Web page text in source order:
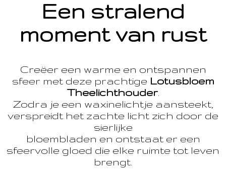
Een stralend
moment van rust
Creëer een warme en ontspannen
sfeer met deze prachtige Lotusbloem
Theelichthouder.
Zodra je een waxinelichtje aansteekt,
verspreidt het zachte licht zich door de
sierlijke
bloembladen en ontstaat er een
sfeervolle gloed die elke ruimte tot leven
brengt.